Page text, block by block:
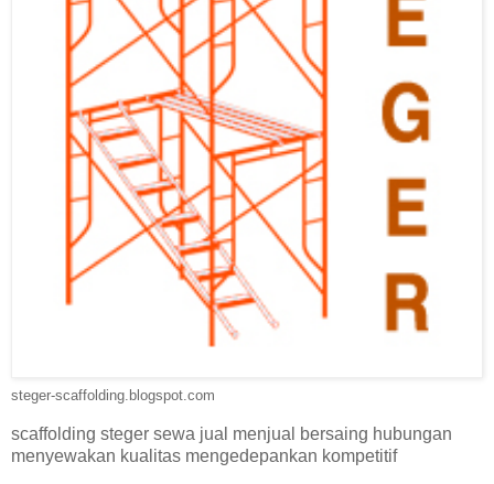
steger-scaffolding.blogspot.com
scaffolding steger sewa jual menjual bersaing hubungan
menyewakan kualitas mengedepankan kompetitif